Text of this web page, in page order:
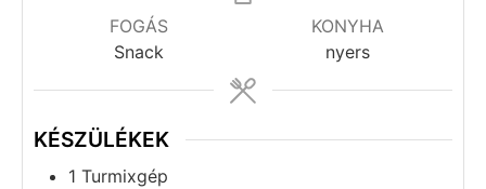
FOGÁS
Snack
KONYHA
nyers
KÉSZÜLÉKEK
1 Turmixgép